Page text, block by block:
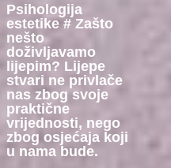
Psihologija
estetike # Zašto
nešto
doživljavamo
lijepim? Lijepe
stvari ne privlače
nas zbog svoje
praktične
vrijednosti, nego
zbog osjećaja koji
u nama bude.